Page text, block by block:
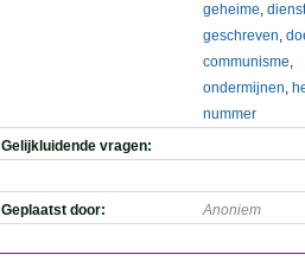
geheime, dienst
geschreven,
communisme,
ondermijnen,
nummer
Gelijkluidende vragen:
Geplaatst door: Anoniem